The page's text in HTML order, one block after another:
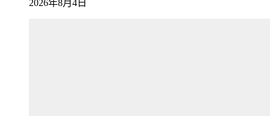
2026年8月4日